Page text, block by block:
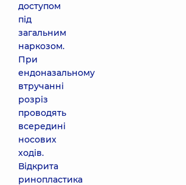
доступом
під
загальним
наркозом.
При
ендоназальному
втручанні
розріз
проводять
всередині
носових
ходів.
Відкрита
ринопластика